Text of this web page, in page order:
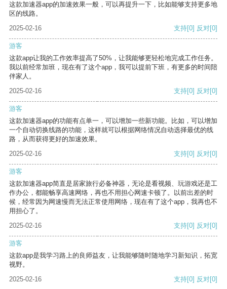
这款加速器app的加速效果一般，可以再提升一下，比如能够支持更多地
区的线路。
2025-02-16
支持[0] 反对[0]
游客
这款app让我的工作效率提高了50%，让我能够更轻松地完成工作任务。
我以前经常加班，现在有了这个app，我可以提前下班，有更多的时间陪
伴家人。
2025-02-16
支持[0] 反对[0]
游客
这款加速器app的功能有点单一，可以增加一些新功能。比如，可以增加
一个自动切换线路的功能，这样就可以根据网络情况自动选择最优的线
路，从而获得更好的加速效果。
2025-02-16
支持[0] 反对[0]
游客
这款加速器app简直是居家旅行必备神器，无论是看视频、玩游戏还是工
作办公，都能畅享高速网络，再也不用担心网速卡顿了。以前出差的时
候，经常因为网速慢而无法正常使用网络，现在有了这个app，我再也不
用担心了。
2025-02-16
支持[0] 反对[0]
游客
这款app是我学习路上的良师益友，让我能够随时随地学习新知识，拓宽
视野。
2025-02-16
支持[0] 反对[0]